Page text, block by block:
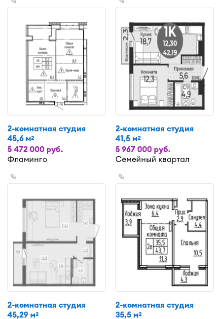
2-комнатная студия
45,6 м2
5 472 000 руб.
Фламинго
2-комнатная студия
41,5 м2
5 967 000 руб.
Семейный квартал
✎
2-комнатная студия
45,29 м2
✎
2-комнатная студия
35,5 м2